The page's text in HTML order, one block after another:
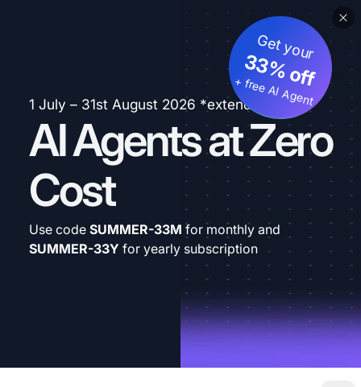
1 July – 31st August 2026 *extended
AI Agents at Zero
Cost
Get your
33% off
+ free AI Agent
Use code SUMMER-33M for monthly and
SUMMER-33Y for yearly subscription